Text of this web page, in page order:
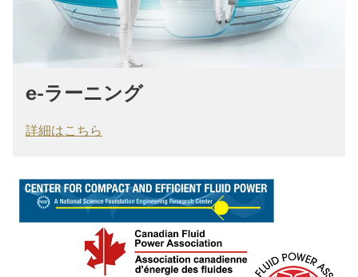
e-ラーニング
詳細はこちら